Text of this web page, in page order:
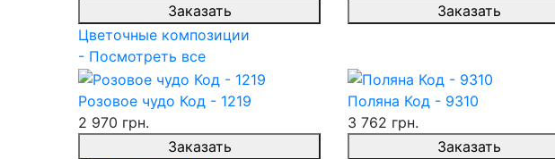
Заказать
Заказать
Цветочные композиции
- Посмотреть все
Розовое чудо Код - 1219
2 970 грн.
Заказать
Поляна Код - 9310
3 762 грн.
Заказать